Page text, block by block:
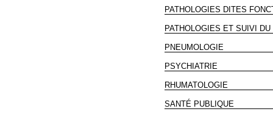
PATHOLOGIES DITES
PATHOLOGIES ET SUIVI
PNEUMOLOGIE
PSYCHIATRIE
RHUMATOLOGIE
SANTÉ PUBLIQUE